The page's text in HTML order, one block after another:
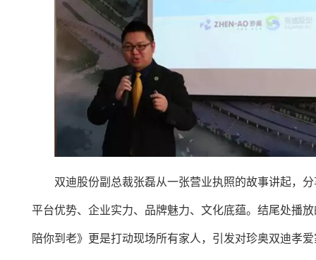
双迪股份副总裁张磊从一张营业执照的故事讲起，
平台优势、企业实力、品牌魅力、文化底蕴。结尾处播
陪你到老》更是打动现场所有家人，引发对珍奥双迪孝